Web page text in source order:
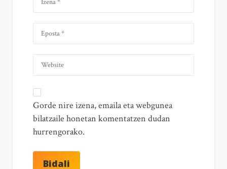
Gorde nire izena, emaila eta webgunea
bilatzaile honetan komentatzen dudan
hurrengorako.